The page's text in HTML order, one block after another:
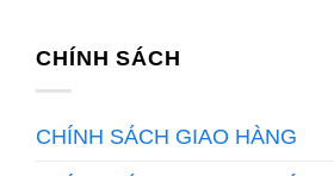
CHÍNH SÁCH
CHÍNH SÁCH GIAO HÀNG